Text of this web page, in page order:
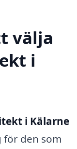
välja
i
i Kälarne
för den som